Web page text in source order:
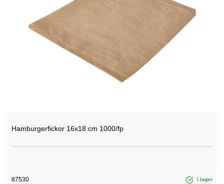
Hamburgerfickor 16x18 cm 1000/fp
87530 i lager